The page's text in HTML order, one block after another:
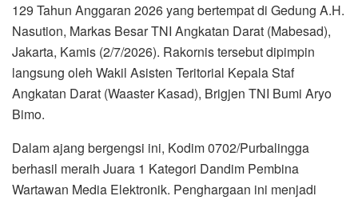
129 Tahun Anggaran 2026 yang bertempat di Gedung A.H.
Nasution, Markas Besar TNI Angkatan Darat (Mabesad),
Jakarta, Kamis (2/7/2026). Rakornis tersebut dipimpin
langsung oleh Wakil Asisten Teritorial Kepala Staf
Angkatan Darat (Waaster Kasad), Brigjen TNI Bumi Aryo
Bimo.
Dalam ajang bergengsi ini, Kodim 0702/Purbalingga
berhasil meraih Juara 1 Kategori Dandim Pembina
Wartawan Media Elektronik. Penghargaan ini menjadi